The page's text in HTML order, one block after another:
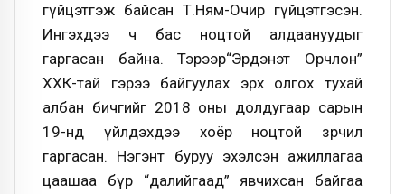
гүйцэтгэж байсан Т.Ням-Очир гүйцэтгэсэн.
Ингэхдээ ч бас ноцтой алдаануудыг
гаргасан байна. Тэрээр“Эрдэнэт Орчлон”
ХХК-тай гэрээ байгуулах эрх олгох тухай
албан бичгийг 2018 оны долдугаар сарын
19-нд үйлдэхдээ хоёр ноцтой зөрчил
гаргасан. Нэгэнт буруу эхэлсэн ажиллагаа
цаашаа бүр “далийгаад” явчихсан байгаа